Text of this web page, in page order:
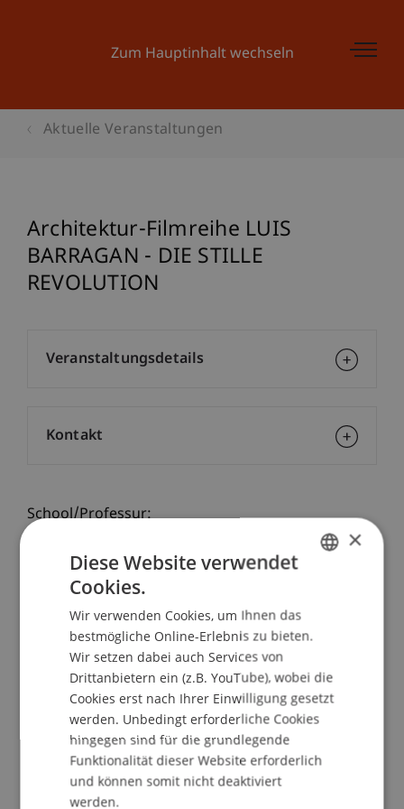
Zum Hauptinhalt wechseln
Aktuelle Veranstaltungen
Architektur-Filmreihe LUIS
BARRAGAN - DIE STILLE
REVOLUTION
School/Professur:
Architektur
Luis Barragán (1902 – 1988) zählt zu den
Kultfiguren der Architektur des 20. Jh. Bei seinen
Bauten stehen komplexe Raumstrukturen und die
ständige Wechselwirkung von Innen und Aussen
im Dienste der Umgebung und einer raffinierten
Lichtstimmung.
Kurzpräsentation: Hansjörg Hilti, Hochschule
Veranstaltungsdetails
Kontakt
×
Diese Website verwendet
Cookies.
Wir verwenden Cookies, um Ihnen das
bestmögliche Online-Erlebnis zu bieten.
Wir setzen dabei auch Services von
Drittanbietern ein (z.B. YouTube), wobei die
Cookies erst nach Ihrer Einwilligung gesetzt
werden. Unbedingt erforderliche Cookies
hingegen sind für die grundlegende
Funktionalität dieser Website erforderlich
und können somit nicht deaktiviert
werden.